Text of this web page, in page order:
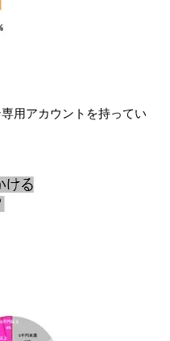
用アカウントを持ってい